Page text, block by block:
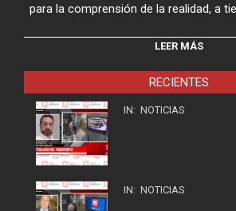
para la comprensión de la realidad, a
LEER MÁS
RECIENTES
IN: NOTICIAS
IN: NOTICIAS